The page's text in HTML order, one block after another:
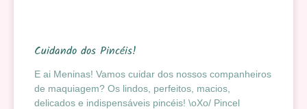
Cuidando dos Pincéis!
E ai Meninas! Vamos cuidar dos nossos companheiros
de maquiagem? Os lindos, perfeitos, macios,
delicados e indispensáveis pincéis! \oXo/ Pincel